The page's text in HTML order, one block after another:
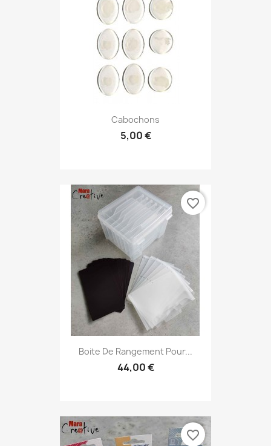
Cabochons
5,00 €
Boite De Rangement Pour...
44,00 €
favorite_border
favorite_border